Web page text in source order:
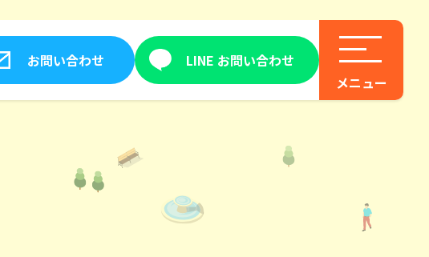
お問い合わせ LINE お問い合わせ